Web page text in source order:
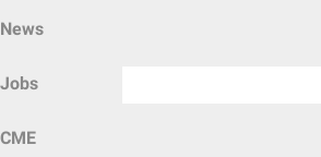
News
Jobs
CME